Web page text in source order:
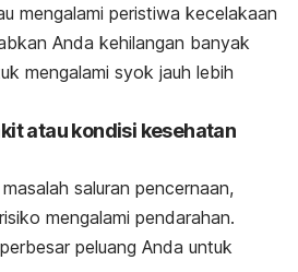
mengalami peristiwa kecelakaan
Anda kehilangan banyak
mengalami syok jauh lebih
atau kondisi kesehatan
saluran pencernaan,
mengalami pendarahan.
peluang Anda untuk